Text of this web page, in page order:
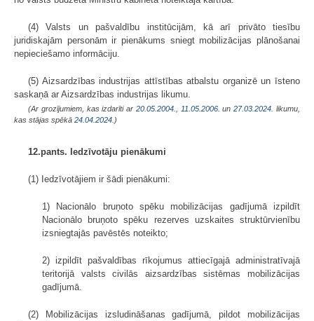
(4) Valsts un pašvaldību institūcijām, kā arī privāto tiesību
juridiskajām personām ir pienākums sniegt mobilizācijas plānošanai
nepieciešamo informāciju.
(5) Aizsardzības industrijas attīstības atbalstu organizē un īsteno
saskaņā ar Aizsardzības industrijas likumu.
(Ar grozījumiem, kas izdarīti ar 20.05.2004. 11.05.2006. un27.03.2024 . likumu,
kas stājas spēkā 24.04.2024. )
12.pants. Iedzīvotāju pienākumi
(1) Iedzīvotājiem ir šādi pienākumi:
1) Nacionālo bruņoto spēku mobilizācijas gadījumā izpildīt
Nacionālo bruņoto spēku rezerves uzskaites struktūrvienību
izsniegtajās pavēstēs noteikto;
2) izpildīt pašvaldības rīkojumus attiecīgajā administratīvajā
teritorijā valsts civilās aizsardzības sistēmas mobilizācijas
gadījumā.
(2) Mobilizācijas izsludināšanas gadījumā, pildot mobilizācijas